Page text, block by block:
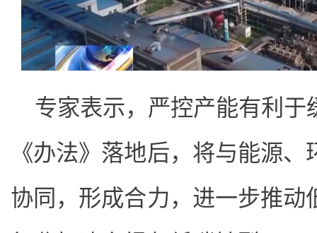
专家表示，严控产能有利
《办法》落地后，将与能源
协同，形成合力，进一步推动